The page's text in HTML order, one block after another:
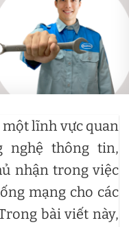
lĩnh vực quan
nghệ thông tin,
nhận trong việc
mạng cho các
bài viết này,